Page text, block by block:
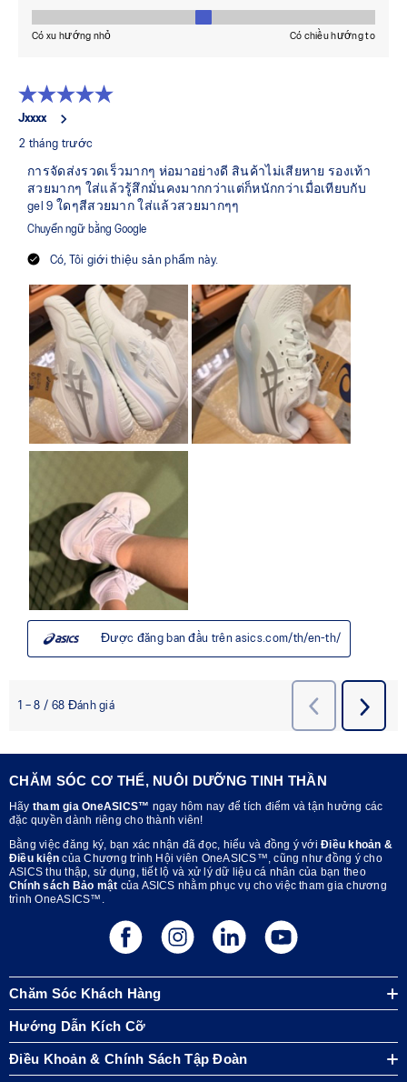
CHĂM SÓC CƠ THỂ, NUÔI DƯỠNG TINH THẦN
Hãy tham gia OneASICS™ ngay hôm nay để tích điểm và tận hưởng các
đặc quyền dành riêng cho thành viên!
Bằng việc đăng ký, bạn xác nhận đã đọc, hiểu và đồng ý với Điều khoản &
Điều kiện của Chương trình Hội viên OneASICS™, cũng như đồng ý cho
ASICS thu thập, sử dụng, tiết lộ và xử lý dữ liệu cá nhân của bạn theo
Chính sách Bảo mật của ASICS nhằm phục vụ cho việc tham gia chương
trình OneASICS™.
Chăm Sóc Khách Hàng
Hướng Dẫn Kích Cỡ
Điều Khoản & Chính Sách Tập Đoàn